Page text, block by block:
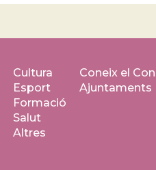
Cultura
Esport
Formació
Salut
Altres
Coneix el
Ajuntaments